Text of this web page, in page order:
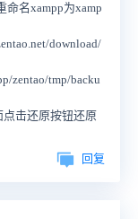
命名xampp为xamp
download/
zentao/tmp/backu
击还原按钮还原
回复